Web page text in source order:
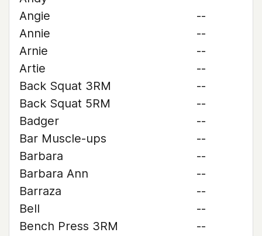
Angie
--
Annie
--
Arnie
--
Artie
--
Back Squat 3RM
--
Back Squat 5RM
--
Badger
--
Bar Muscle-ups
--
Barbara
--
Barbara Ann
--
Barraza
--
Bell
--
Bench Press 3RM
--